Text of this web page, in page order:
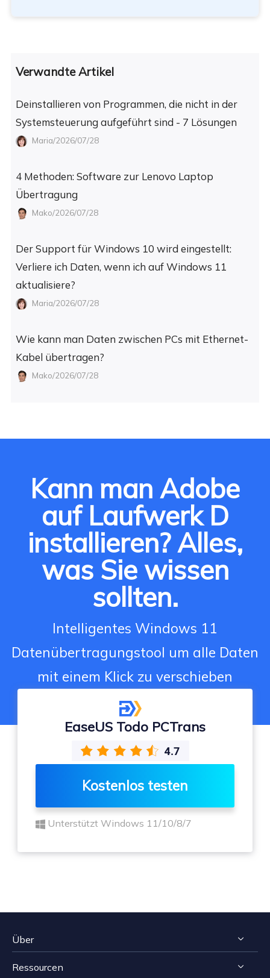
Verwandte Artikel
Deinstallieren von Programmen, die nicht in der
Systemsteuerung aufgeführt sind - 7 Lösungen
Maria/2026/07/28
4 Methoden: Software zur Lenovo Laptop
Übertragung
Mako/2026/07/28
Der Support für Windows 10 wird eingestellt:
Verliere ich Daten, wenn ich auf Windows 11
aktualisiere?
Maria/2026/07/28
Wie kann man Daten zwischen PCs mit Ethernet-
Kabel übertragen?
Mako/2026/07/28
Kann man Adobe
auf Laufwerk D
installieren? Alles,
was Sie wissen
sollten.
Intelligentes Windows 11
Datenübertragungstool um alle Daten
mit einem Klick zu verschieben
EaseUS Todo PCTrans
Kostenlos testen
Unterstützt Windows 11/10/8/7
Über
Impressum
Ressourcen